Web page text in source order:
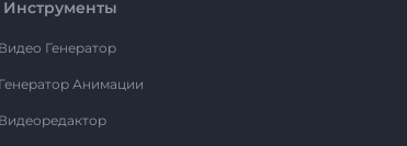
Генератор
Анимации